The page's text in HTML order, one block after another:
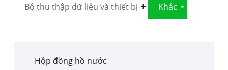
Bộ thu thập dữ liệu và thiết bị Khác
Hộp đồng hồ nước